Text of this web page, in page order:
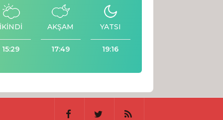
15:29
AKŞAM
17:49
YATSI
19:16